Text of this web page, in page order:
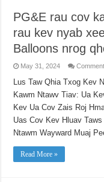
PG&E rau cov
rau kev nyab
Balloons nrog
May 31, 2024
Lus Taw Qhia Txog Kev
Kawm Ntawv Tiav: Ua
Kev Ua Cov Zais Roj
Uas Cov Kev Hluav
Ntawm Wayward Muaj
Read More »